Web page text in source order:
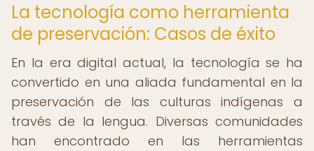
La tecnología como herramienta
de preservación: Casos de éxito
En la era digital actual, la tecnología se ha
convertido en una aliada fundamental en la
preservación de las culturas indígenas a
través de la lengua. Diversas comunidades
han encontrado en las herramientas